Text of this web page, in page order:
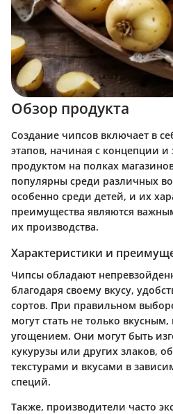
Обзор продукта
Создание чипсов включает в
этапов, начиная с концепции и
продуктом на полках
популярны среди различных
особенно среди детей, и их
преимущества являются
их производства.
Характеристики и
Чипсы обладают
благодаря своему вкусу,
сортов. При правильном
могут стать не только
угощением. Они могут быть
кукурузы или других злаков,
текстурами и вкусами в
специй.
Также, производители часто